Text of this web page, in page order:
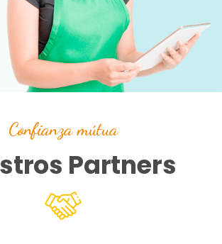
Confianza mútua
Partners